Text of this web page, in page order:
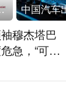
系列功不可没
穆杰塔巴
急，“可能